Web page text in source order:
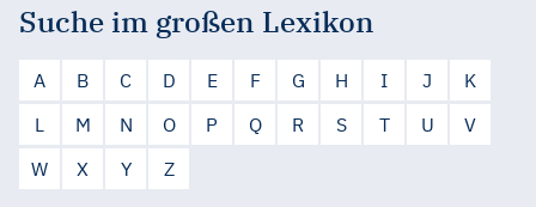
Suche im großen Lexikon
A B C D E F G H I J
K
L
M N O P Q R S T U
V
W
X Y Z